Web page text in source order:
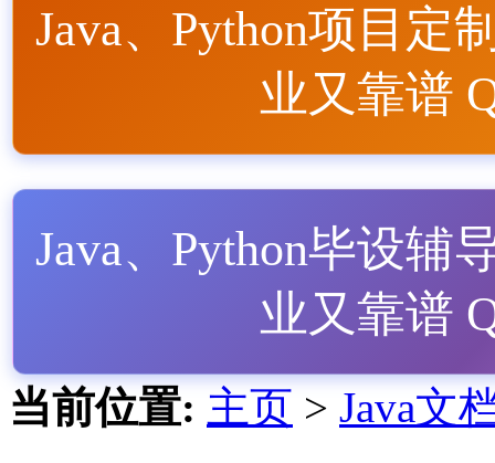
Java、Python项目定
业又靠谱
Java、Python毕设辅
业又靠谱
当前位置: 主页 > Java文